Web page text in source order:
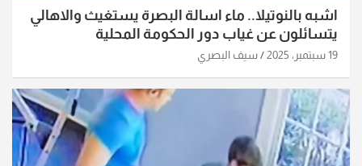
اشبه بالنوتيلا.. ماء اسالة البصرة يستغيث والاهالي
يتسائلون عن غياب دور الحكومة المحلية
19 سبتمبر، 2025 سيف البصري